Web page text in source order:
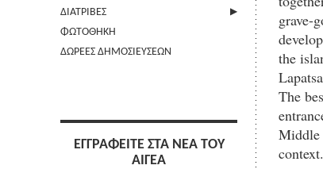
ΔΙΑΤΡΙΒΕΣ
ΑΠΟΣΤΟΛΗ ΠΕΡΙΛΗΨΗΣ
ΦΩΤΟΘΗΚΗ
ΔΩΡΕΕΣ ΔΗΜΟΣΙΕΥΣΕΩΝ
ΕΓΓΡΑΦΕΙΤΕ ΣΤΑ ΝΕΑ ΤΟΥ
ΑΙΓΕΑ
grave-
the
The
Middle
context.